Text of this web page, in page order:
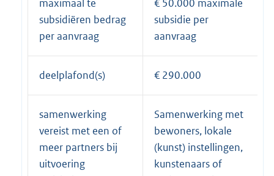
maximaal te
subsidiëren bedrag
per aanvraag
€ 50.000 maximale
subsidie per
aanvraag
deelplafond(s) € 290.000
samenwerking
vereist met een of
meer partners bij
uitvoering
Samenwerking met
bewoners, lokale
(kunst) instellingen,
kunstenaars of